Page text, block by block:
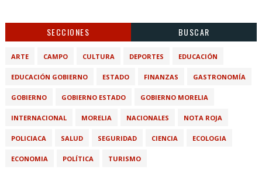
SECCIONES BUSCAR
ARTE CAMPO CULTURA DEPORTES EDUCACIÓN
EDUCACIÓN GOBIERNO ESTADO FINANZAS GASTRONOMÍA
GOBIERNO GOBIERNO ESTADO GOBIERNO MORELIA
INTERNACIONAL MORELIA NACIONALES NOTA ROJA
POLICIACA SALUD SEGURIDAD CIENCIA ECOLOGIA
ECONOMIA POLÍTICA TURISMO